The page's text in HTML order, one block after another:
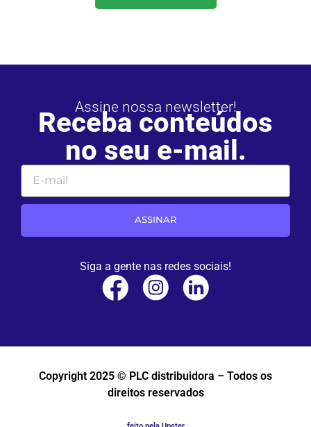
Assine nossa newsletter!
Receba conteúdos
no seu e-mail.
ASSINAR
Siga a gente nas redes sociais!
Copyright 2025 © PLC distribuidora – Todos os
direitos reservados